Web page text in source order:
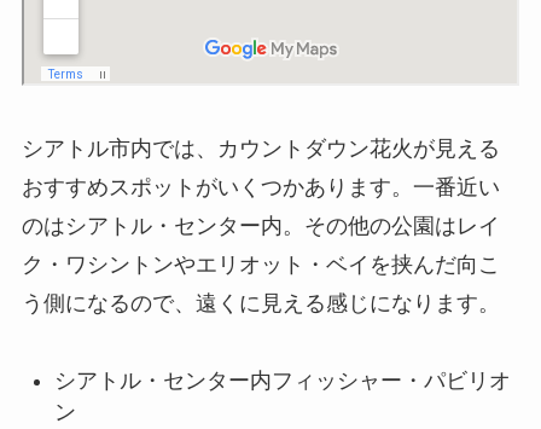
シアトル市内では、カウントダウン花火が見える
おすすめスポットがいくつかあります。一番近い
のはシアトル・センター内。その他の公園はレイ
ク・ワシントンやエリオット・ベイを挟んだ向こ
う側になるので、遠くに見える感じになります。
シアトル・センター内フィッシャー・パビリオ
ン